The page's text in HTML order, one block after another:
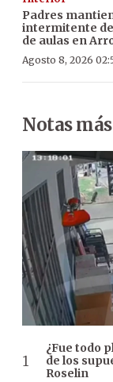
Padres
intermitente de
de aulas en
Agosto 8, 2026
Notas
¿Fue todo
de los
Roselin